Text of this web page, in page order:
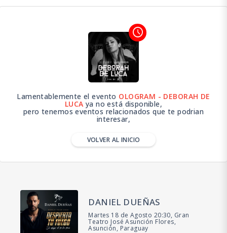
access_time
Lamentablemente el evento OLOGRAM - DEBORAH DE
LUCA ya no está disponible,
pero tenemos eventos relacionados que te podrian
interesar,
VOLVER AL INICIO
DANIEL DUEÑAS
Martes 18 de Agosto 20:30, Gran
Teatro José Asunción Flores,
Asunción, Paraguay